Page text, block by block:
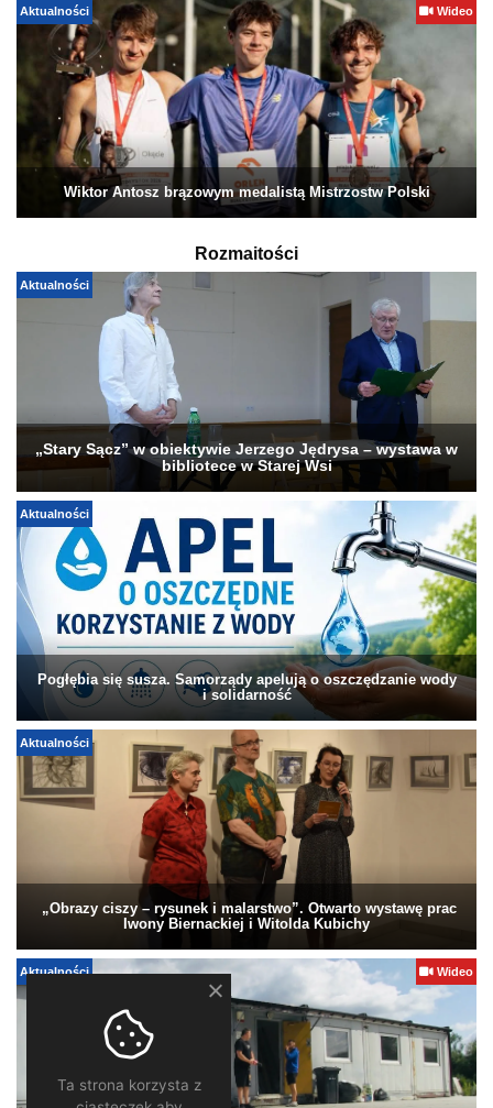
Aktualności Wideo
Wiktor Antosz brązowym medalistą Mistrzostw Polski
Rozmaitości
Aktualności
„Stary Sącz” w obiektywie Jerzego Jędrysa – wystawa w
bibliotece w Starej Wsi
Aktualności
Pogłębia się susza. Samorządy apelują o oszczędzanie wody
i solidarność
Aktualności
„Obrazy ciszy – rysunek i malarstwo”. Otwarto wystawę prac
Iwony Biernackiej i Witolda Kubichy
Aktualności Wideo
Ta strona korzysta z